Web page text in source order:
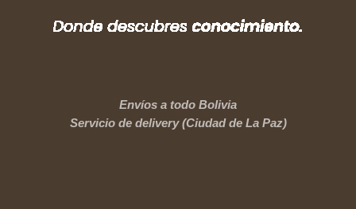
Envíos a todo Bolivia
Servicio de delivery (Ciudad de La Paz)